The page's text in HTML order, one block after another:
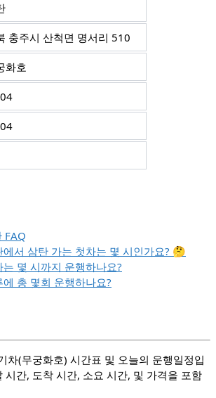
충주시 산척면 명서리 510
화호
FAQ
서 삼탄 가는 첫차는 몇 시인가요? 🤔
몇 시까지 운행하나요?
총 몇회 운행하나요?
차(무궁화호) 시간표 및 오늘의 운행일정입
시간, 도착 시간, 소요 시간, 및 가격을 포함